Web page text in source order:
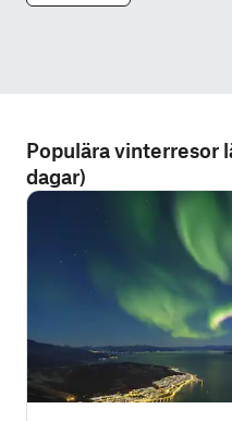
Populära vinterresor
dagar)